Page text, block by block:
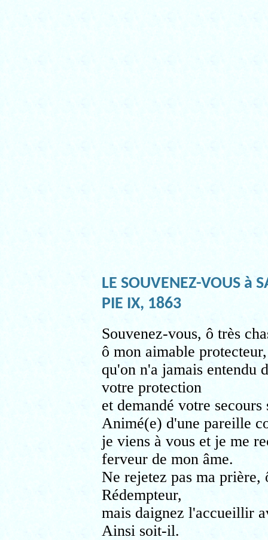
LE SOUVENEZ-VOUS à
PIE IX, 1863
Souvenez-vous, ô très
ô mon aimable
qu'on n'a jamais entendu
votre protection
et demandé votre
Animé(e) d'une pareille
je viens à vous et je me
ferveur de mon âme.
Ne rejetez pas ma prière,
Rédempteur,
mais daignez l'accueillir
Ainsi soit-il.